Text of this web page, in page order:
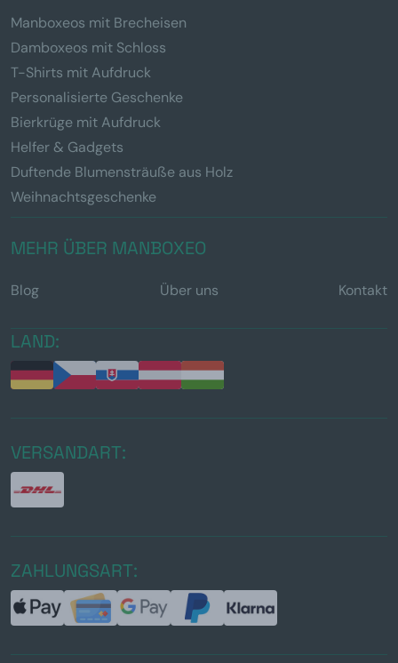
Manboxeos mit Brecheisen
Damboxeos mit Schloss
T-Shirts mit Aufdruck
Personalisierte Geschenke
Bierkrüge mit Aufdruck
Helfer & Gadgets
Duftende Blumensträuße aus Holz
Weihnachtsgeschenke
MEHR ÜBER MANBOXEO
Blog Über uns Kontakt
LAND:
VERSANDART:
ZAHLUNGSART: